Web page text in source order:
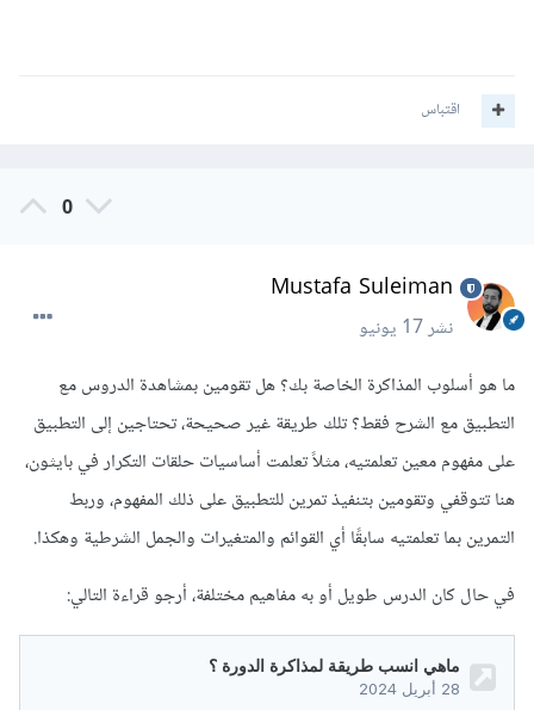
اقتباس
0
Mustafa Suleiman
نشر17 يونيو
ما هو أسلوب المذاكرة الخاصة بك؟ هل تقومين بمشاهدة الدروس مع
التطبيق مع الشرح فقط؟ تلك طريقة غير صحيحة، تحتاجين إلى التطبيق
على مفهوم معين تعلمتيه، مثلاً تعلمت أساسيات حلقات التكرار في بايثون،
هنا تتوقفي وتقومين بتنفيذ تمرين للتطبيق على ذلك المفهوم، وربط
التمرين بما تعلمتيه سابقًا أي القوائم والمتغيرات والجمل الشرطية وهكذا.
في حال كان الدرس طويل أو به مفاهيم مختلفة، أرجو قراءة التالي: